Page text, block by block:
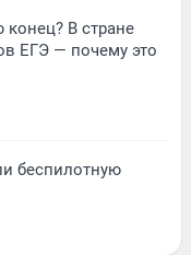
В стране
ЕГЭ — почему это
беспилотную